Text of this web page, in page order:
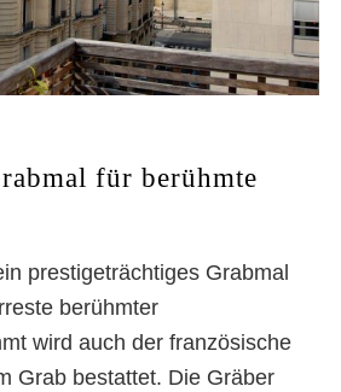
für berühmte
prestigeträchtiges Grabmal
berühmter
wird auch der französische
Grab bestattet. Die Gräber